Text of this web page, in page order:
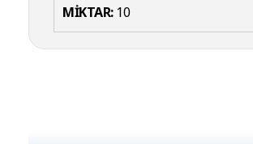
MİKTAR:10